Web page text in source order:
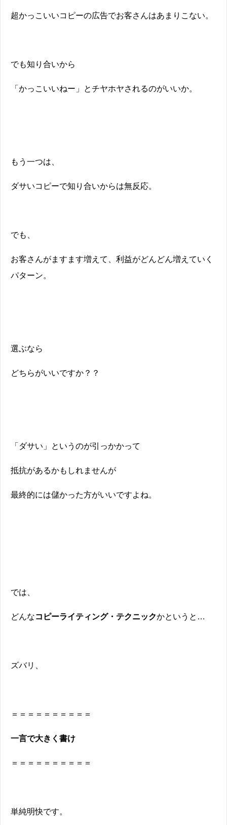
超かっこいいコピーの広告でお客さんはあまりこない。
でも知り合いから
「かっこいいねー」とチヤホヤされるのがいいか。
もう一つは、
ダサいコピーで知り合いからは無反応。
でも、
お客さんがますます増えて、利益がどんどん増えていく
パターン。
選ぶなら
どちらがいいですか？？
「ダサい」というのが引っかかって
抵抗があるかもしれませんが
最終的には儲かった方がいいですよね。
では、
どんなコピーライティング・テクニックかというと…
ズバリ、
＝＝＝＝＝＝＝＝＝＝
一言で大きく書け
＝＝＝＝＝＝＝＝＝＝
単純明快です。